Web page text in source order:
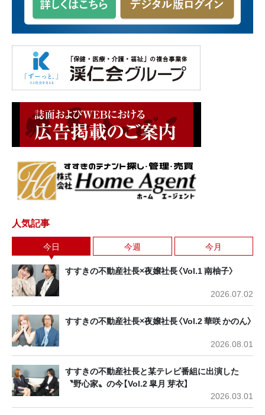
人気記事
今日 今週 今月
すすきの不動産社長×夜嬢社長〈Vol.1 南柚子〉
2026.07.02
すすきの不動産社長×夜嬢社長〈Vol.2 華咲 かのん〉
2026.08.01
すすきの不動産社長と某テレビ番組に出演した
〝野心家〟の今【Vol.2 皐月 芽衣】
2026.03.01